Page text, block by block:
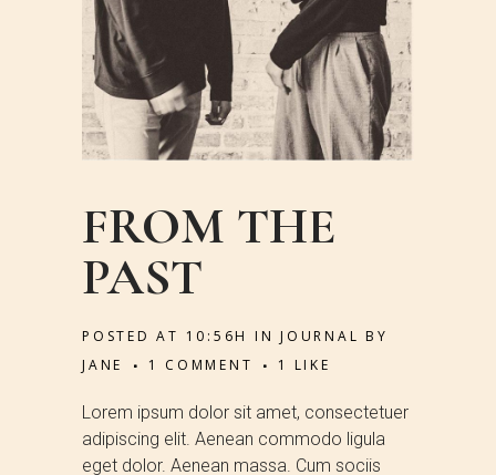
FROM THE
PAST
POSTED AT 10:56H INJOURNAL BY
JANE
1 COMMENT 1 LIKE
Lorem ipsum dolor sit amet, consectetuer
adipiscing elit. Aenean commodo ligula
eget dolor. Aenean massa. Cum sociis